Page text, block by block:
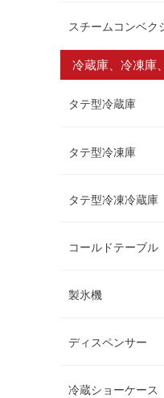
スチームコンベク
冷蔵庫、冷凍庫
タテ型冷蔵庫
タテ型冷凍庫
タテ型冷凍冷蔵庫
コールドテーブル
製氷機
ディスペンサー
冷蔵ショーケース